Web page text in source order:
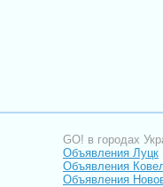
GO! в городах
Объявления Луцк
Объявления
Объявления